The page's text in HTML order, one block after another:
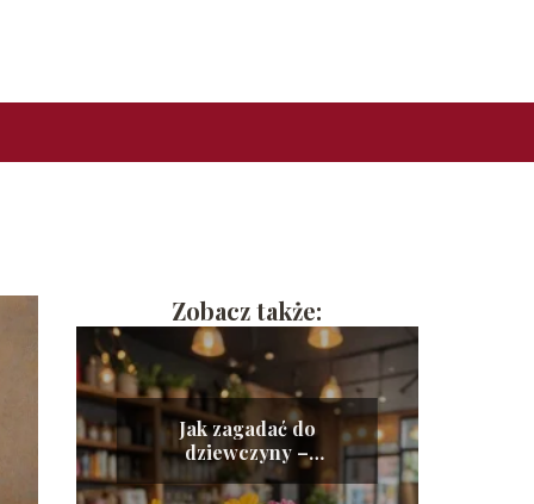
Zobacz także:
Jak zagadać do
dziewczyny –
praktyczne wskazówki